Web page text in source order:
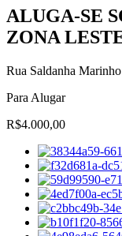
ALUGA-SE
ZONA
Rua Saldanha
Para Alugar
R$4.000,00